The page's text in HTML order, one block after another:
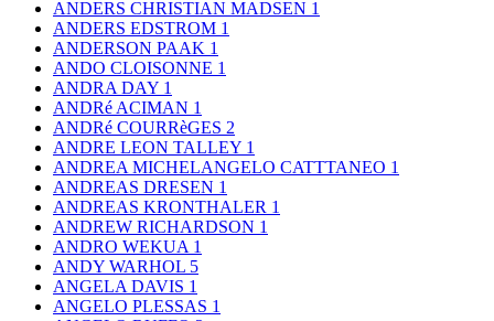
ANDERS CHRISTIAN MADSEN 1
ANDERS EDSTROM 1
ANDERSON PAAK 1
ANDO CLOISONNE 1
ANDRA DAY 1
ANDRé ACIMAN 1
ANDRé COURRèGES 2
ANDRE LEON TALLEY 1
ANDREA MICHELANGELO CATTTANEO 1
ANDREAS DRESEN 1
ANDREAS KRONTHALER 1
ANDREW RICHARDSON 1
ANDRO WEKUA 1
ANDY WARHOL 5
ANGELA DAVIS 1
ANGELO PLESSAS 1